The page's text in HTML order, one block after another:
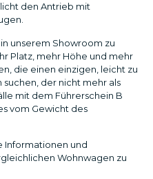
den Antrieb mit
unserem Showroom zu
Platz, mehr Höhe und mehr
die einen einzigen, leicht zu
der nicht mehr als
mit dem Führerschein B
vom Gewicht des
Informationen und
Wohnwagen zu